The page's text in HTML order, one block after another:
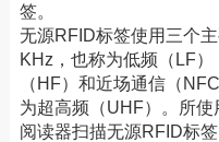
签。
无源RFID标签使用三个
KHz，也称为低频（LF
（HF）和近场通信（
为超高频（UHF）。所
阅读器扫描无源RFID标